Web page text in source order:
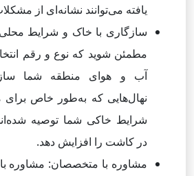
یافته می‌توانند نشانه‌ای از
سازگاری با خاک و شرایط
مطمئن شوید که نوع و رقم
آب و هوای منطقه شما
نهال‌هایی که به‌طور خاص برای
شرایط خاکی شما توصیه
در کاشت را افزایش دهد.
مشاوره با متخصصان: مشاوره